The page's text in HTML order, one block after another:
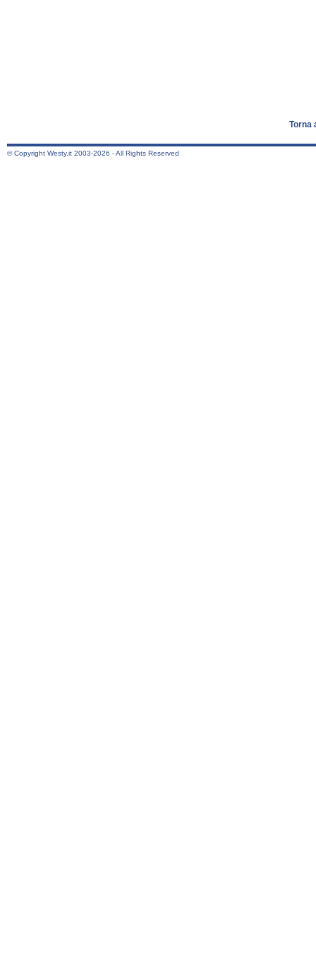
Torna
© Copyright Westy.it 2003-2026 - All Rights Reserved